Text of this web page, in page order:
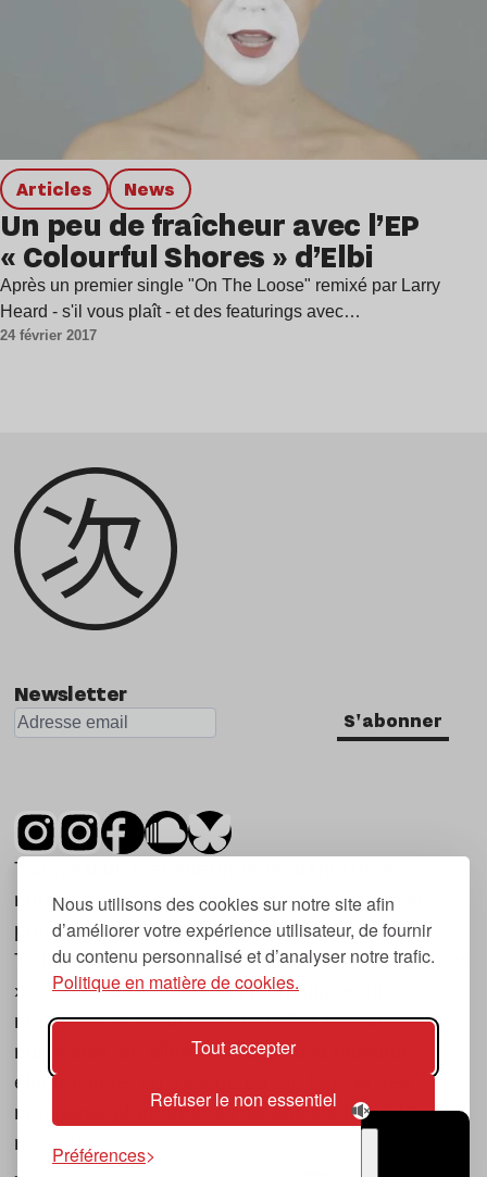
Nous utilisons des cookies sur notre site afin
d’améliorer votre expérience utilisateur, de fournir
du contenu personnalisé et d’analyser notre trafic.
Politique en matière de cookies.
Tout accepter
Refuser le non essentiel
Préférences
Articles news
Un peu de fraîcheur avec l’EP
« Colourful Shores » d’Elbi
Après un premier single "On The Loose" remixé par Larry
Heard - s'il vous plaît - et des featurings avec…
24 février 2017
Newsletter
S'abonner
Tsugi est un mensuel indépendant sur la
musique et les nouvelles tendances, dont la
première parution date de 2007.
Tsugi en japonais signifie « prochain », « suivant
», ce qui correspond à la thématique du
magazine, à l’affût des nouvelles tendances
musicales, qu’elles viennent de la musique
électronique, du rock ou du hip hop, et des
nouveaux phénomènes de société liés à la
musique.